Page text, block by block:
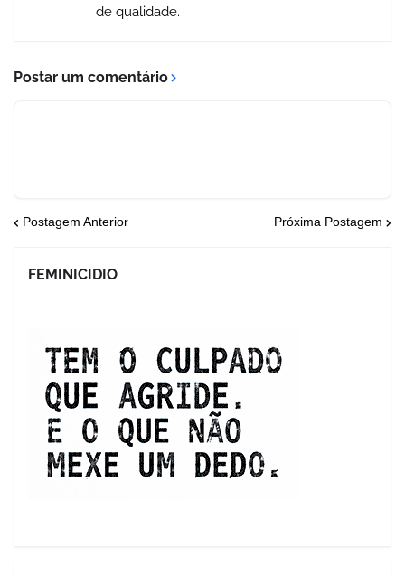
de qualidade.
Postar um comentário
Postagem Anterior Próxima Postagem
FEMINICIDIO